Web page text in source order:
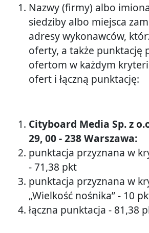
Nazwy (firmy) albo
siedziby albo miejsca
adresy wykonawców,
oferty, a także punktację
ofertom w każdym
ofert i łączną punktację:
Cityboard Media Sp. z
29, 00 - 238 Warszawa:
punktacja przyznana w
- 71,38 pkt
punktacja przyznana w
„Wielkość nośnika” - 10
łączna punktacja - 81,38